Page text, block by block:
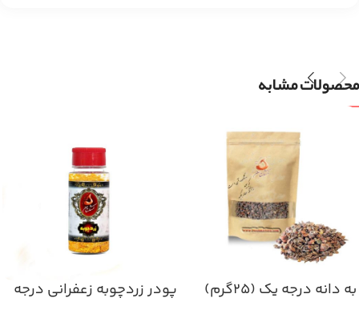
محصولات مشابه
به دانه درجه یک (۲۵گرم)
پودر زردچوبه زعفرانی درجه